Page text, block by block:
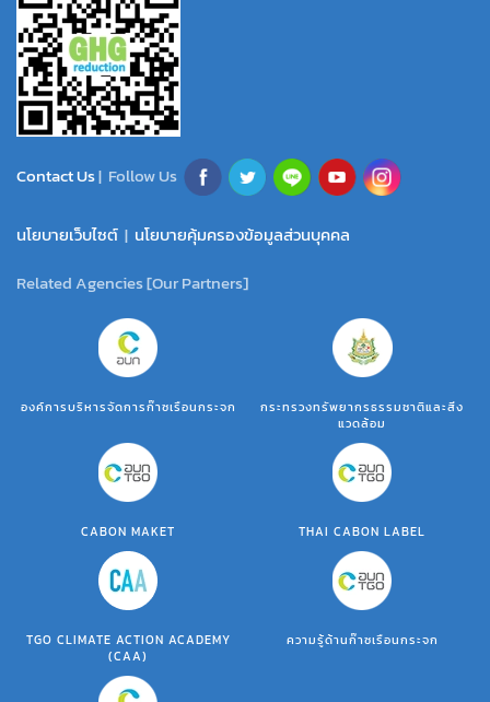
Contact Us| Follow Us
นโยบายเว็บไซต์ | นโยบายคุ้มครองข้อมูลส่วนบุคคล
Related Agencies [Our Partners]
องค์การบริหารจัดการก๊าซเรือนกระจก
กระทรวงทรัพยากรธรรมชาติและสิ่ง
แวดล้อม
CABON MAKET THAI CABON LABEL
TGO CLIMATE ACTION ACADEMY
(CAA)
ความรู้ด้านก๊าซเรือนกระจก